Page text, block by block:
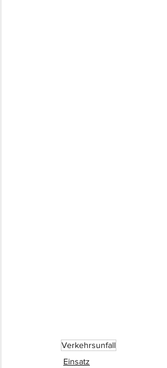
Verkehrsunfall
Einsatz